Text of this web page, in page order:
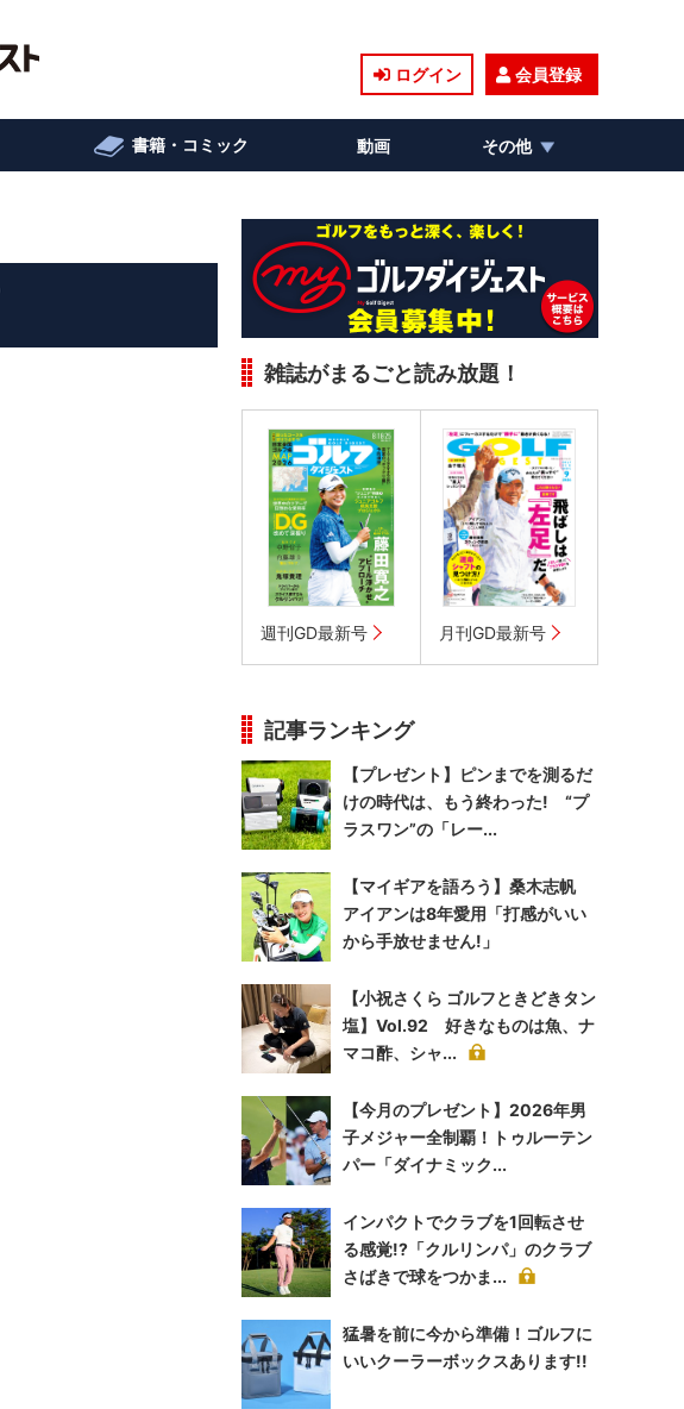
ログイン 会員登録
書籍・コミック 動画 その他
雑誌がまるごと読み放題！
週刊GD最新号 月刊GD最新号
記事ランキング
【プレゼント】ピンまでを測るだ
けの時代は、もう終わった! “プ
ラスワン”の「レー...
【マイギアを語ろう】桑木志帆
アイアンは8年愛用「打感がいい
から手放せません!」
【小祝さくら ゴルフときどきタン
塩】Vol.92 好きなものは魚、ナ
マコ酢、シャ...
【今月のプレゼント】2026年男
子メジャー全制覇！トゥルーテン
パー「ダイナミック...
インパクトでクラブを1回転させ
る感覚!?「クルリンパ」のクラブ
さばきで球をつかま...
猛暑を前に今から準備！ゴルフに
いいクーラーボックスあります!!